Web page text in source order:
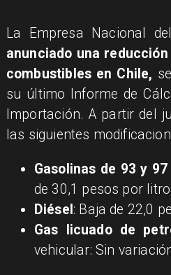
La Empresa Nacional
anunciado una
combustibles en Chile,
su último Informe de
Importación. A partir del
las siguientes
Gasolinas de 93 y
de 30,1 pesos por
Diésel : Baja de 22,0
Gas licuado de
vehicular: Sin